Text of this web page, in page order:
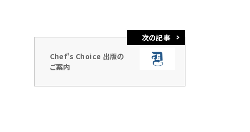
Chef's Choice 出版の
ご案内